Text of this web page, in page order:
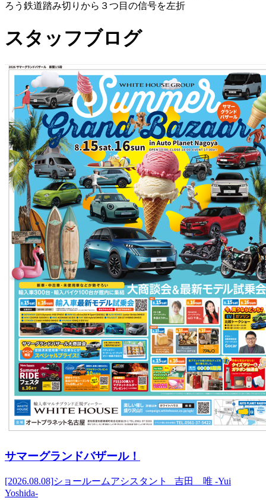
ろう鉄道踏み切りから３つ目の信号を左折
スタッフブログ
サマーグランドバザール！
[2026.08.08]ショールームアシスタント 吉田 唯 -Yui
Yoshida-